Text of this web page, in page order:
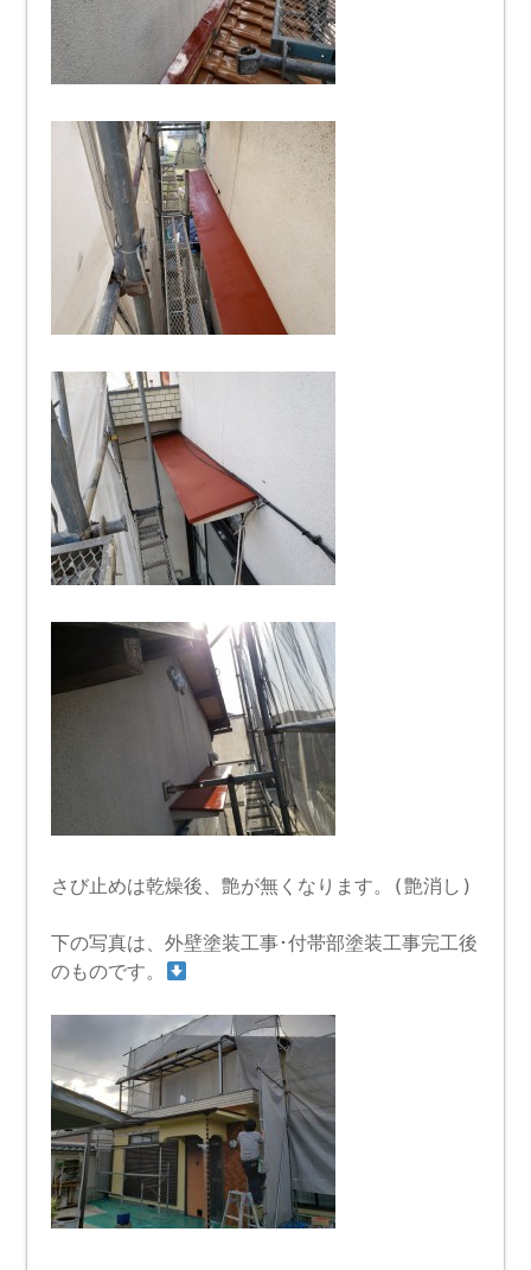
さび止めは乾燥後、艶が無くなります。(艶消し)
下の写真は、外壁塗装工事･付帯部塗装工事完工後
のものです。